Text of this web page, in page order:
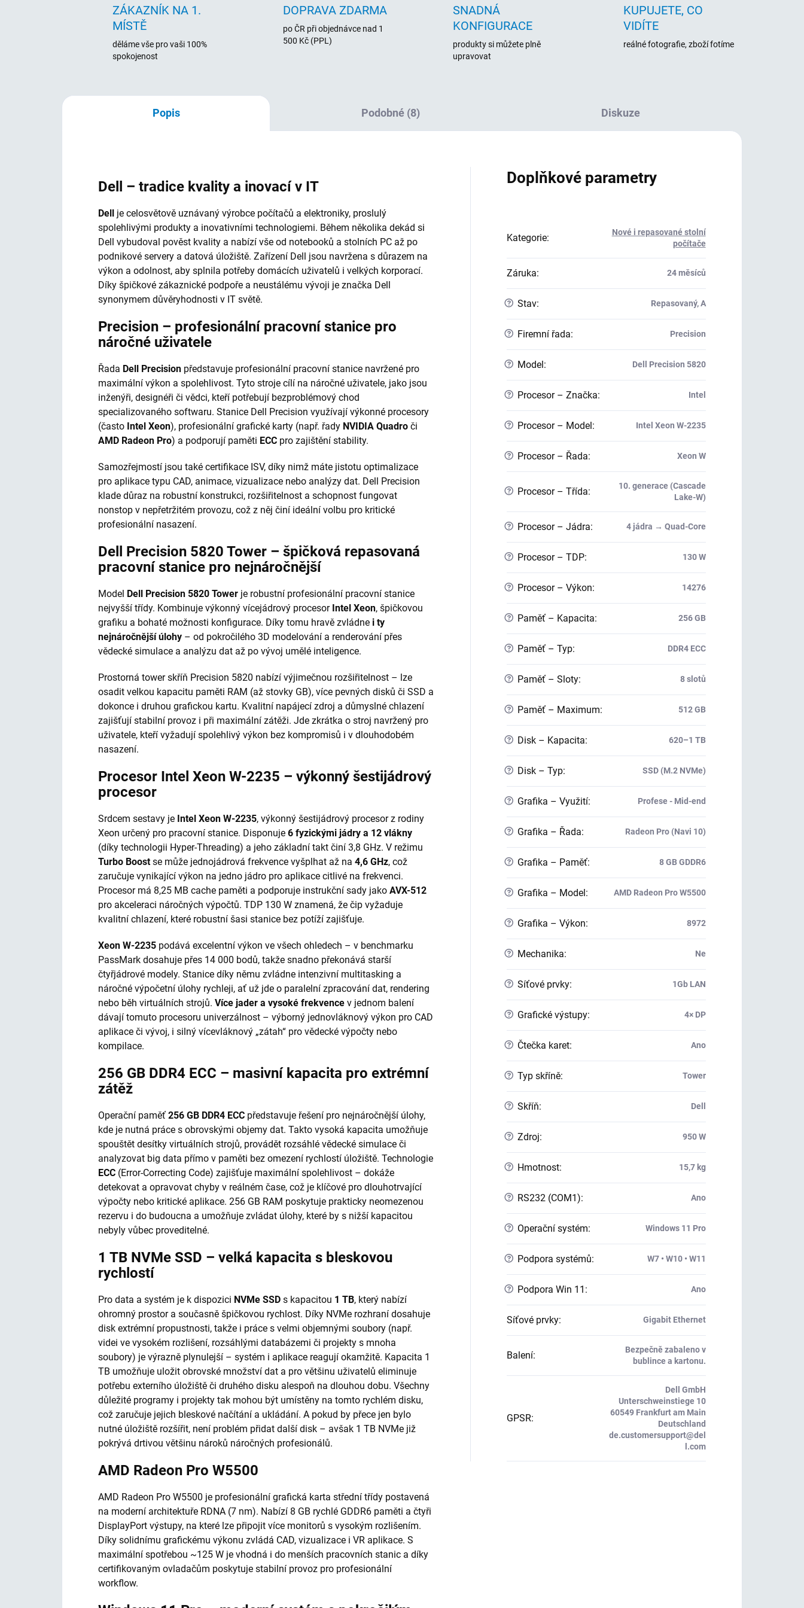
ZÁKAZNÍK NA 1.
MÍSTĚ
děláme vše pro vaši 100%
spokojenost
DOPRAVA ZDARMA
po ČR při objednávce nad 1
500 Kč (PPL)
SNADNÁ
KONFIGURACE
produkty si můžete plně
upravovat
KUPUJETE, CO
VIDÍTE
reálné fotografie, zboží fotíme
Popis Podobné (8) Diskuze
Dell – tradice kvality a inovací v IT
Dell je celosvětově uznávaný výrobce počítačů a elektroniky, proslulý
spolehlivými produkty a inovativními technologiemi. Během několika dekád si
Dell vybudoval pověst kvality a nabízí vše od notebooků a stolních PC až po
podnikové servery a datová úložiště. Zařízení Dell jsou navržena s důrazem na
výkon a odolnost, aby splnila potřeby domácích uživatelů i velkých korporací.
Díky špičkové zákaznické podpoře a neustálému vývoji je značka Dell
synonymem důvěryhodnosti v IT světě.
Precision – profesionální pracovní stanice pro
náročné uživatele
Řada Dell Precision představuje profesionální pracovní stanice navržené pro
maximální výkon a spolehlivost. Tyto stroje cílí na náročné uživatele, jako jsou
inženýři, designéři či vědci, kteří potřebují bezproblémový chod
specializovaného softwaru. Stanice Dell Precision využívají výkonné procesory
(často Intel Xeon), profesionální grafické karty (např. řady NVIDIA Quadro či
AMD Radeon Pro) a podporují paměti ECC pro zajištění stability.
Samozřejmostí jsou také certifikace ISV, díky nimž máte jistotu optimalizace
pro aplikace typu CAD, animace, vizualizace nebo analýzy dat. Dell Precision
klade důraz na robustní konstrukci, rozšiřitelnost a schopnost fungovat
nonstop v nepřetržitém provozu, což z něj činí ideální volbu pro kritické
profesionální nasazení.
Dell Precision 5820 Tower – špičková repasovaná
pracovní stanice pro nejnáročnější
Model Dell Precision 5820 Tower je robustní profesionální pracovní stanice
nejvyšší třídy. Kombinuje výkonný vícejádrový procesor Intel Xeon, špičkovou
grafiku a bohaté možnosti konfigurace. Díky tomu hravě zvládne i ty
nejnáročnější úlohy – od pokročilého 3D modelování a renderování přes
vědecké simulace a analýzu dat až po vývoj umělé inteligence.
Prostorná tower skříň Precision 5820 nabízí výjimečnou rozšiřitelnost – lze
osadit velkou kapacitu paměti RAM (až stovky GB), více pevných disků či SSD a
dokonce i druhou grafickou kartu. Kvalitní napájecí zdroj a důmyslné chlazení
zajišťují stabilní provoz i při maximální zátěži. Jde zkrátka o stroj navržený pro
uživatele, kteří vyžadují spolehlivý výkon bez kompromisů i v dlouhodobém
nasazení.
Procesor Intel Xeon W-2235 – výkonný šestijádrový
procesor
Srdcem sestavy je Intel Xeon W-2235, výkonný šestijádrový procesor z rodiny
Xeon určený pro pracovní stanice. Disponuje 6 fyzickými jádry a 12 vlákny
(díky technologii Hyper-Threading) a jeho základní takt činí 3,8 GHz. V režimu
Turbo Boostse může jednojádrová frekvence vyšplhat až na 4,6 GHz, což
zaručuje vynikající výkon na jedno jádro pro aplikace citlivé na frekvenci.
Procesor má 8,25 MB cache paměti a podporuje instrukční sady jako AVX-512
pro akceleraci náročných výpočtů. TDP 130 W znamená, že čip vyžaduje
kvalitní chlazení, které robustní šasi stanice bez potíží zajišťuje.
Xeon W-2235 podává excelentní výkon ve všech ohledech – v benchmarku
PassMark dosahuje přes 14 000 bodů, takže snadno překonává starší
čtyřjádrové modely. Stanice díky němu zvládne intenzivní multitasking a
náročné výpočetní úlohy rychleji, ať už jde o paralelní zpracování dat, rendering
nebo běh virtuálních strojů. Více jader a vysoké frekvence v jednom balení
dávají tomuto procesoru univerzálnost – výborný jednovláknový výkon pro CAD
aplikace či vývoj, i silný vícevláknový „zátah“ pro vědecké výpočty nebo
kompilace.
256 GB DDR4 ECC – masivní kapacita pro extrémní
zátěž
Operační paměť 256 GB DDR4 ECC představuje řešení pro nejnáročnější úlohy,
kde je nutná práce s obrovskými objemy dat. Takto vysoká kapacita umožňuje
spouštět desítky virtuálních strojů, provádět rozsáhlé vědecké simulace či
analyzovat big data přímo v paměti bez omezení rychlostí úložiště. Technologie
ECC (Error-Correcting Code) zajišťuje maximální spolehlivost – dokáže
detekovat a opravovat chyby v reálném čase, což je klíčové pro dlouhotrvající
výpočty nebo kritické aplikace. 256 GB RAM poskytuje prakticky neomezenou
rezervu i do budoucna a umožňuje zvládat úlohy, které by s nižší kapacitou
nebyly vůbec proveditelné.
1 TB NVMe SSD – velká kapacita s bleskovou
rychlostí
Pro data a systém je k dispozici NVMe SSD s kapacitou 1 TB, který nabízí
ohromný prostor a současně špičkovou rychlost. Díky NVMe rozhraní dosahuje
disk extrémní propustnosti, takže i práce s velmi objemnými soubory (např.
videi ve vysokém rozlišení, rozsáhlými databázemi či projekty s mnoha
soubory) je výrazně plynulejší – systém i aplikace reagují okamžitě. Kapacita 1
TB umožňuje uložit obrovské množství dat a pro většinu uživatelů eliminuje
potřebu externího úložiště či druhého disku alespoň na dlouhou dobu. Všechny
důležité programy i projekty tak mohou být umístěny na tomto rychlém disku,
což zaručuje jejich bleskové načítání a ukládání. A pokud by přece jen bylo
nutné úložiště rozšířit, není problém přidat další disk – avšak 1 TB NVMe již
pokrývá drtivou většinu nároků náročných profesionálů.
AMD Radeon Pro W5500
AMD Radeon Pro W5500 je profesionální grafická karta střední třídy postavená
na moderní architektuře RDNA (7 nm). Nabízí 8 GB rychlé GDDR6 paměti a čtyři
DisplayPort výstupy, na které lze připojit více monitorů s vysokým rozlišením.
Díky solidnímu grafickému výkonu zvládá CAD, vizualizace i VR aplikace. S
maximální spotřebou ~125 W je vhodná i do menších pracovních stanic a díky
certifikovaným ovladačům poskytuje stabilní provoz pro profesionální
workflow.
Doplňkové parametry
Kategorie:
Nové i repasované stolní
počítače
Záruka: 24 měsíců
? Stav: Repasovaný, A
? Firemní řada: Precision
? Model : Dell Precision 5820
? Procesor – Značka: Intel
? Procesor – Model : Intel Xeon W-2235
? Procesor – Řada: Xeon W
? Procesor – Třída:
10. generace (Cascade
Lake-W)
? Procesor – Jádra: 4 jádra → Quad-Core
? Procesor – TDP: 130 W
? Procesor – Výkon: 14276
? Paměť – Kapacita: 256 GB
? Paměť – Typ: DDR4 ECC
? Paměť – Sloty: 8 slotů
? Paměť – Maximum: 512 GB
? Disk – Kapacita: 620–1 TB
? Disk – Typ: SSD (M.2 NVMe)
? Grafika – Využití: Profese - Mid-end
? Grafika – Řada: Radeon Pro (Navi 10)
? Grafika – Paměť: 8 GB GDDR6
? Grafika – Model : AMD Radeon Pro W5500
? Grafika – Výkon: 8972
? Mechanika: Ne
? Síťové prvky: 1Gb LAN
? Grafické výstupy: 4× DP
? Čtečka karet: Ano
? Typ skříně: Tower
? Skříň: Dell
? Zdroj: 950 W
? Hmotnost: 15,7 kg
? RS232 (COM1): Ano
? Operační systém: Windows 11 Pro
? Podpora systémů: W7 • W10 • W11
? Podpora Win 11 : Ano
Síťové prvky: Gigabit Ethernet
Balení:
Bezpečně zabaleno v
bublince a kartonu.
GPSR:
Dell GmbH
Unterschweinstiege 10
60549 Frankfurt am Main
Deutschland
de.customersupport@del
l.com